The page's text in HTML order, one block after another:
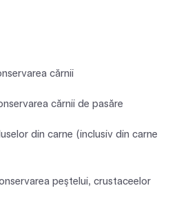
cărnii
cărnii de pasăre
din carne (inclusiv din carne
peştelui, crustaceelor